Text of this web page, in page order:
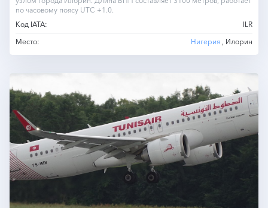
по часовому поясу UTC +1.0.
Код IATA:
ILR
Место:
Нигерия , Илорин